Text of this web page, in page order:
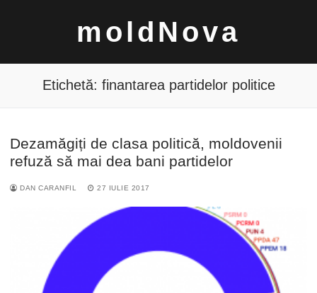
moldNova
Caută
Etichetă: finantarea partidelor politice
Dezamăgiți de clasa politică, moldovenii
refuză să mai dea bani partidelor
DAN CARANFIL 27 IULIE 2017